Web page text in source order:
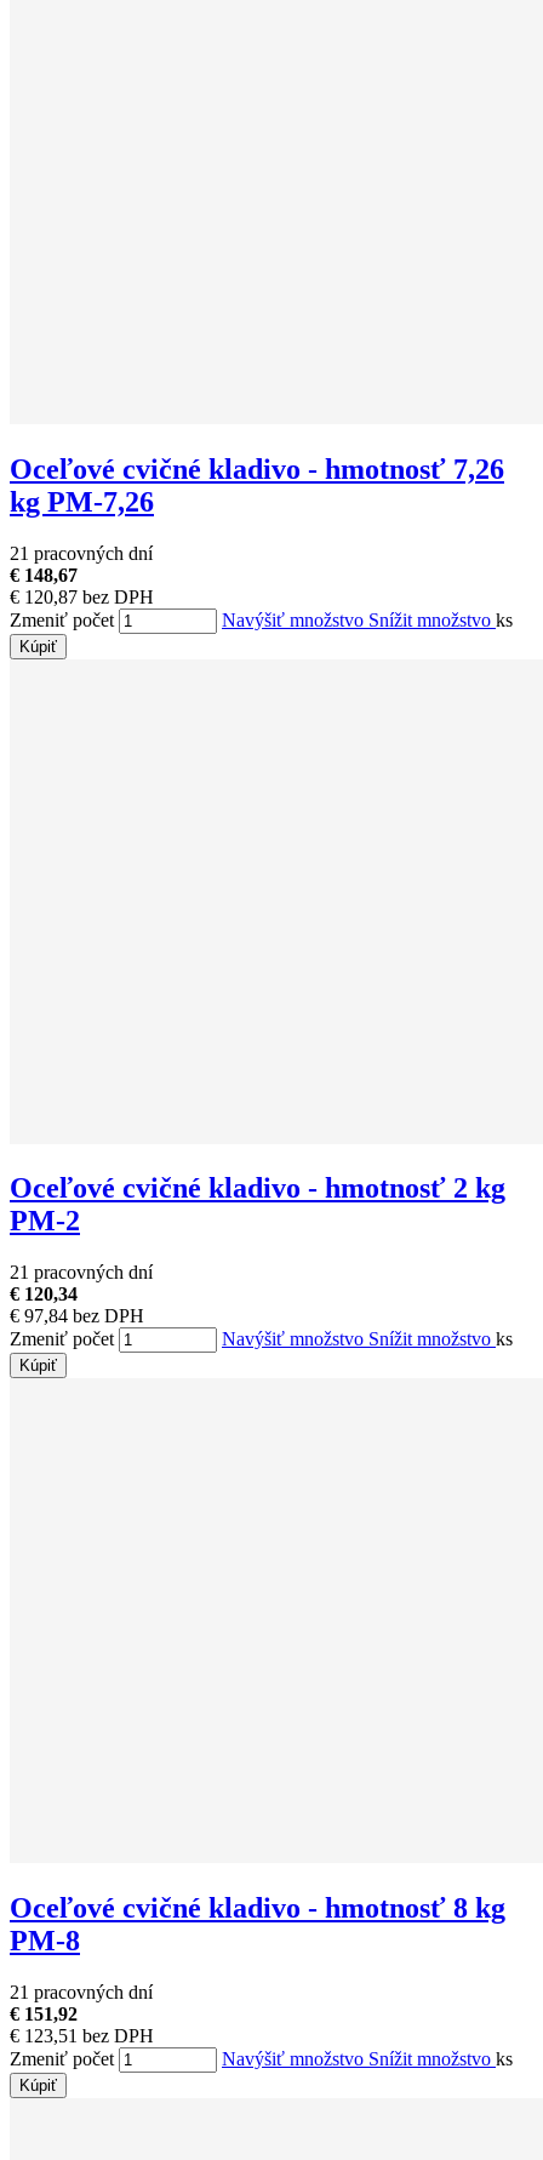
Oceľové cvičné kladivo - hmotnosť 7,26
kg PM-7,26
21 pracovných dní
€ 148,67
€ 120,87 bez DPH
Zmeniť počet
Navýšiť množstvo Snížit množstvo ks
Kúpiť
Oceľové cvičné kladivo - hmotnosť 2 kg
PM-2
21 pracovných dní
€ 120,34
€ 97,84 bez DPH
Zmeniť počet
Navýšiť množstvo Snížit množstvo ks
Kúpiť
Oceľové cvičné kladivo - hmotnosť 8 kg
PM-8
21 pracovných dní
€ 151,92
€ 123,51 bez DPH
Zmeniť počet
Navýšiť množstvo Snížit množstvo ks
Kúpiť